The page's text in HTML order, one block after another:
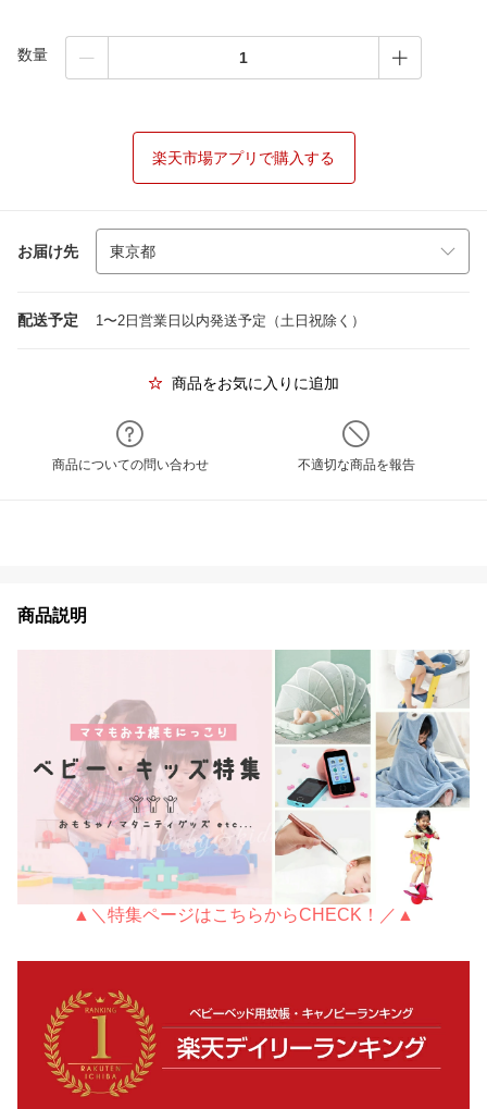
数量
楽天市場アプリで購入する
お届け先
配送予定 1〜2日営業日以内発送予定（土日祝除く）
商品をお気に入りに追加
商品についての問い合わせ 不適切な商品を報告
商品説明
▲＼特集ページはこちらからCHECK！／▲